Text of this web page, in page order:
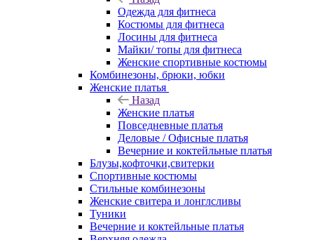
Одежда для фитнеса
Костюмы для фитнеса
Лосины для фитнеса
Майки/ топы для фитнеса
Женские спортивные костюмы
Комбинезоны, брюки, юбки
Женские платья
Назад
Женские платья
Повседневные платья
Деловые / Офисные платья
Вечерние и коктейльные платья
Блузы,кофточки,свитерки
Спортивные костюмы
Стильные комбинезоны
Женские свитера и лонглсливы
Туники
Вечерние и коктейльные платья